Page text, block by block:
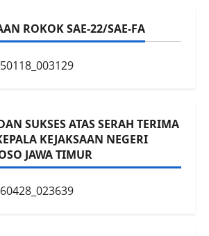
ROKOK SAE-22/SAE-FA
SUKSES ATAS SERAH TERIMA
KEJAKSAAN NEGERI
JAWA TIMUR